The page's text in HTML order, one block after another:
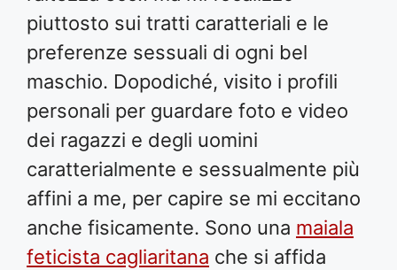
piuttosto sui tratti caratteriali e le
preferenze sessuali di ogni bel
maschio. Dopodiché, visito i profili
personali per guardare foto e video
dei ragazzi e degli uomini
caratterialmente e sessualmente più
affini a me, per capire se mi eccitano
anche fisicamente. Sono una maiala
feticista cagliaritana che si affida